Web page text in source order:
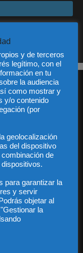
y de terceros
legítimo, con el
en tu
la audiencia
como mostrar y
y/o contenido
(por
geolocalización
del dispositivo
de
para garantizar la
y servir
objetar al
la